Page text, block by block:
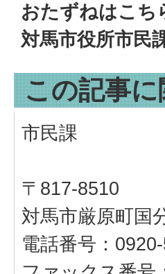
おたずねはこち
対馬市役所市民
この記事
市民課
〒817-8510
対馬市厳原町国
電話番号：